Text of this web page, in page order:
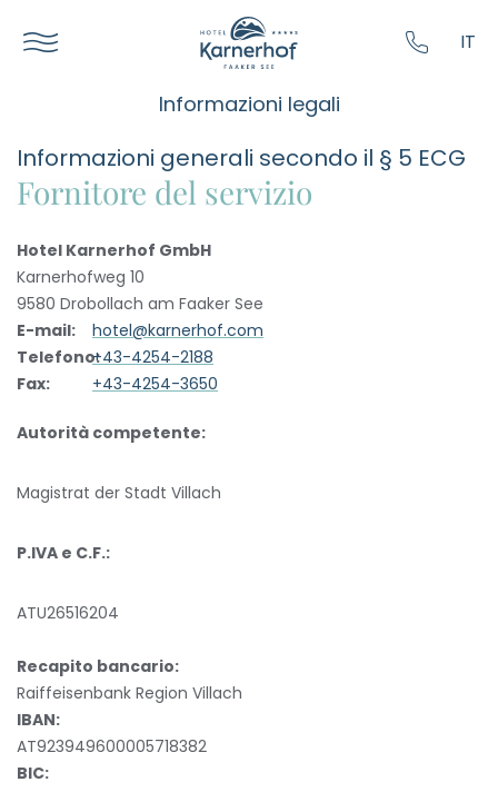
----
----
IT
Informazioni legali
Informazioni generali secondo il § 5 ECG
Fornitore del servizio
Hotel Karnerhof GmbH
Karnerhofweg 10
9580 Drobollach am Faaker See
E-mail:
hotel@karnerhof.com
Telefono:+43-4254-2188
Fax:
+43-4254-3650
Autorità competente:
Magistrat der Stadt Villach
P.IVA e C.F.:
ATU26516204
Recapito bancario:
Raiffeisenbank Region Villach
IBAN:
AT923949600005718382
BIC: